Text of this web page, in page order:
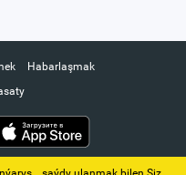
Habarlaşmak